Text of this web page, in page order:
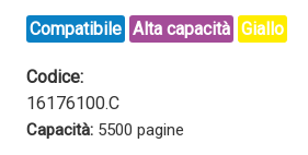
Compatibile Alta capacità Giallo
Codice:
16176100.C
Capacità: 5500 pagine